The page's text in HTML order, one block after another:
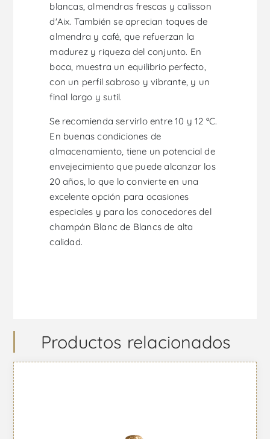
blancas, almendras frescas y calisson
d'Aix. También se aprecian toques de
almendra y café, que refuerzan la
madurez y riqueza del conjunto. En
boca, muestra un equilibrio perfecto,
con un perfil sabroso y vibrante, y un
final largo y sutil.
Se recomienda servirlo entre 10 y 12 ºC.
En buenas condiciones de
almacenamiento, tiene un potencial de
envejecimiento que puede alcanzar los
20 años, lo que lo convierte en una
excelente opción para ocasiones
especiales y para los conocedores del
champán Blanc de Blancs de alta
calidad.
Productos relacionados